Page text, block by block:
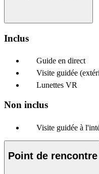
Inclus
Guide en direct
Visite guidée
Lunettes VR
Non inclus
Visite guidée à
Point de rencontre